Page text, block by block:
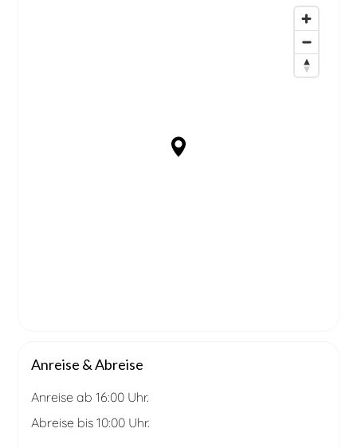
Anreise & Abreise
Anreise ab 16:00 Uhr.
Abreise bis 10:00 Uhr.